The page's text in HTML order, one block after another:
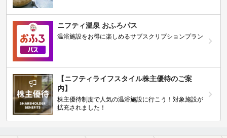
ニフティ温泉 おふろパス
温浴施設をお得に楽しめるサブスクリプションプラン
【ニフティライフスタイル株主優待のご案
内】
株主優待制度で人気の温浴施設に行こう！対象施設が
拡充されました！